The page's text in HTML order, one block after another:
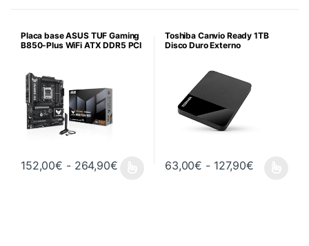
Placa base ASUS TUF Gaming
B850-Plus WiFi ATX DDR5 PCI
152,00€ - 264,90€Rango de precios: desde 152,00€
Este producto tiene múltiples variantes. Las opciones se
Toshiba Canvio Ready 1TB
Disco Duro Externo
63,00€ - 127,90€Rango de
Este producto tiene múltiples